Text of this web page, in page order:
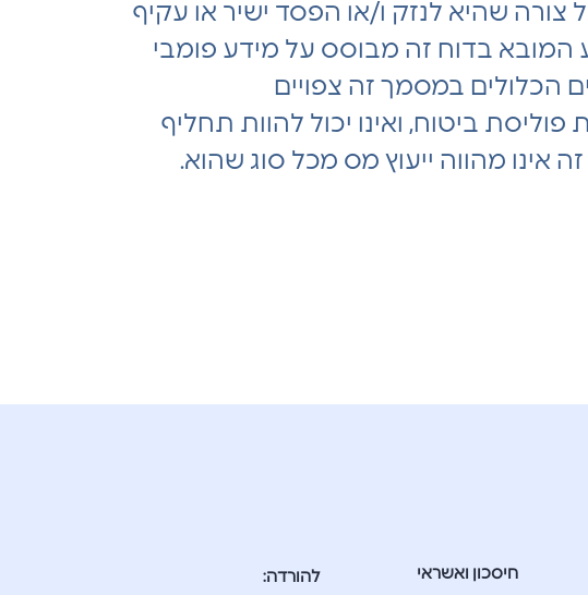
צורה שהיא לנזק ו/או הפסד ישיר או עקיף
המובא בדוח זה מבוסס על מידע פומבי
הכלולים במסמך זה צפויים
ביטוח, ואינו יכול להוות תחליף
אינו מהווה ייעוץ מס מכל סוג שהוא.
חיסכון ואשראי להורדה: